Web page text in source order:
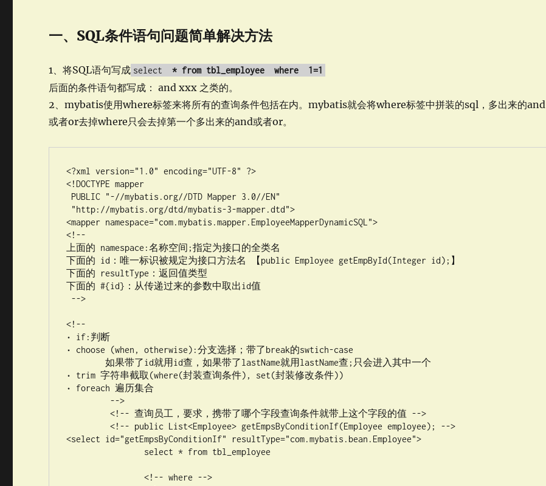
一、SQL条件语句问题简单解决方法
1、将SQL语句写成 select * from tbl_employee where 1=1
后面的条件语句都写成： and xxx 之类的。
2、mybatis使用where标签来将所有的查询条件包括在内。mybatis就会将where标签中拼装的sql，多出来的and
或者or去掉where只会去掉第一个多出来的and或者or。
<?xml version="1.0" encoding="UTF-8" ?>
<!DOCTYPE mapper
<mapper namespace="com.mybatis.mapper.EmployeeMapperDynamicSQL">
<!--
上面的 namespace:名称空间;指定为接口的全类名
下面的 id：唯一标识被规定为接口方法名 【public Employee getEmpById(Integer id);】
下面的 resultType：返回值类型
下面的 #{id}：从传递过来的参数中取出id值
<!--
• if:判断
• choose (when, otherwise):分支选择；带了break的swtich-case
	如果带了id就用id查，如果带了lastName就用lastName查;只会进入其中一个
• trim 字符串截取(where(封装查询条件), set(封装修改条件))
• foreach 遍历集合
<select id="getEmpsByConditionIf" resultType="com.mybatis.bean.Employee">